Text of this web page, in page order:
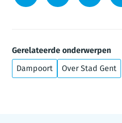
Gerelateerde onderwerpen
Dampoort
Over Stad Gent